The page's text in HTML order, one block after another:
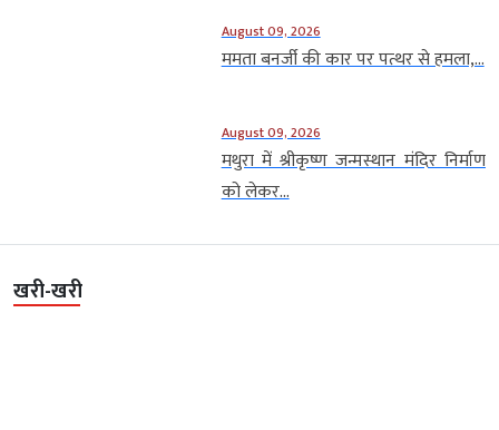
August 09, 2026
ममता बनर्जी की कार पर पत्थर से हमला,...
August 09, 2026
मथुरा में श्रीकृष्ण जन्मस्थान मंदिर निर्माण
को लेकर...
खरी-खरी